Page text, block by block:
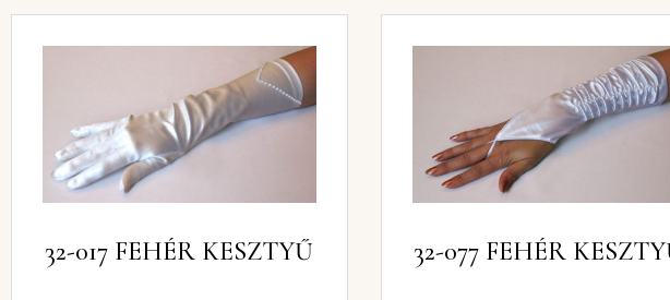
32-017 FEHÉR KESZTYŰ 32-077 FEHÉR